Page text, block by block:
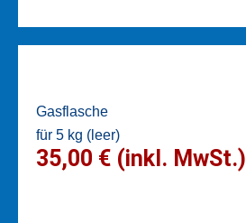
Gasflasche
für 5 kg (leer)
35,00 € (inkl. MwSt.)